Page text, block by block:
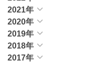
2021年
2020年
2019年
2018年
2017年